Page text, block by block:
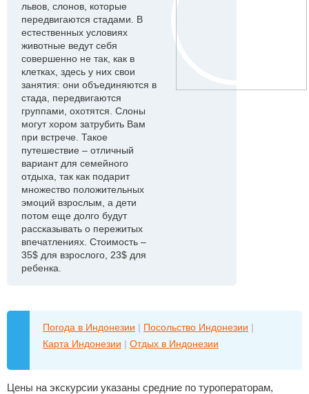
львов, слонов, которые
передвигаются стадами. В
естественных условиях
животные ведут себя
совершенно не так, как в
клетках, здесь у них свои
занятия: они объединяются в
стада, передвигаются
группами, охотятся. Слоны
могут хором затрубить Вам
при встрече. Такое
путешествие – отличный
вариант для семейного
отдыха, так как подарит
множество положительных
эмоций взрослым, а дети
потом еще долго будут
рассказывать о пережитых
впечатлениях. Стоимость –
35$ для взрослого, 23$ для
ребенка.
Погода в Индонезии | Посольство Индонезии |
Карта Индонезии | Отдых в Индонезии
Цены на экскурсии указаны средние по туроператорам,